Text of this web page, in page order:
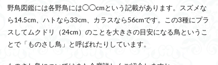
野鳥図鑑には各野鳥には◯◯cmという記載があります。スズメな
ら14.5cm、ハトなら33cm、カラスなら56cmです。この3種にプラ
スしてムクドリ（24cm）のことを大きさの目安になる鳥というこ
とで「ものさし鳥」と呼ばれたりしています。